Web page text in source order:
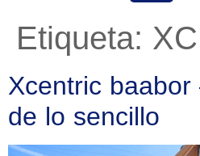
Etiqueta:
Xcentric
de lo sencillo